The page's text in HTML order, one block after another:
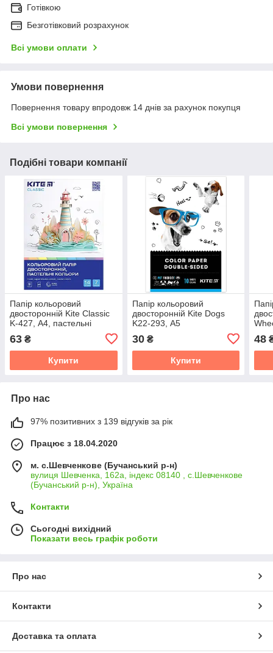
Готівкою
Безготівковий розрахунок
Всі умови оплати
Умови повернення
Повернення товару впродовж 14 днів за рахунок покупця
Всі умови повернення
Подібні товари компанії
Папір кольоровий
двосторонній Kite Classic
K-427, А4, пастельні
63 ₴
Купити
Папір кольоровий
двосторонній Kite Dogs
K22-293, А5
30₴
Купити
48
Про нас
97% позитивних з 139 відгуків за рік
Працює з 18.04.2020
м. с.Шевченкове (Бучанський р-н)
вулиця Шевченка, 162а, індекс 08140 , с.Шевченкове
(Бучанський р-н), Україна
Контакти
Сьогодні вихідний
Показати весь графік роботи
Про нас
Контакти
Доставка та оплата